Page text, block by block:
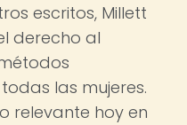
escritos, Millett
derecho al
las mujeres.
relevante hoy en